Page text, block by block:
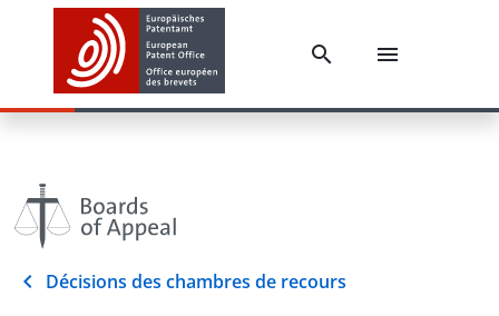
Décisions des chambres de recours